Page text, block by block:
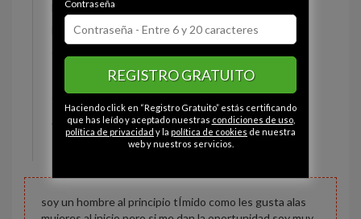
Estado civil:
Fumador/a: Sí
Moreno
Constitución: Normal
Altura: 184 cm
soy un hombre al principio tÍmido como les gusta alas
Contraseña
REGISTRO GRATUITO
Haciendo click en “Registro Gratuito” estás certificando
que has leído y aceptado nuestras condiciones de uso,
política de privacidad y la política de cookies de nuestra
web y nuestros servicios.